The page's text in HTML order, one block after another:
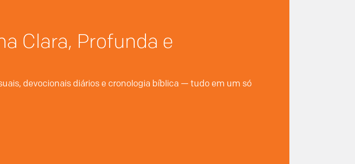
Clara, Profunda e
devocionais diários e cronologia bíblica — tudo em um só